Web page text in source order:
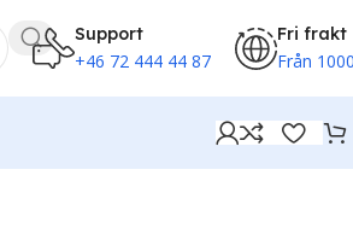
Support
+46 72 444 44 87
Fri frakt
Från